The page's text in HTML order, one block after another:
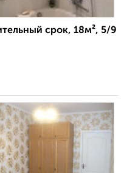
срок, 18м², 5/9